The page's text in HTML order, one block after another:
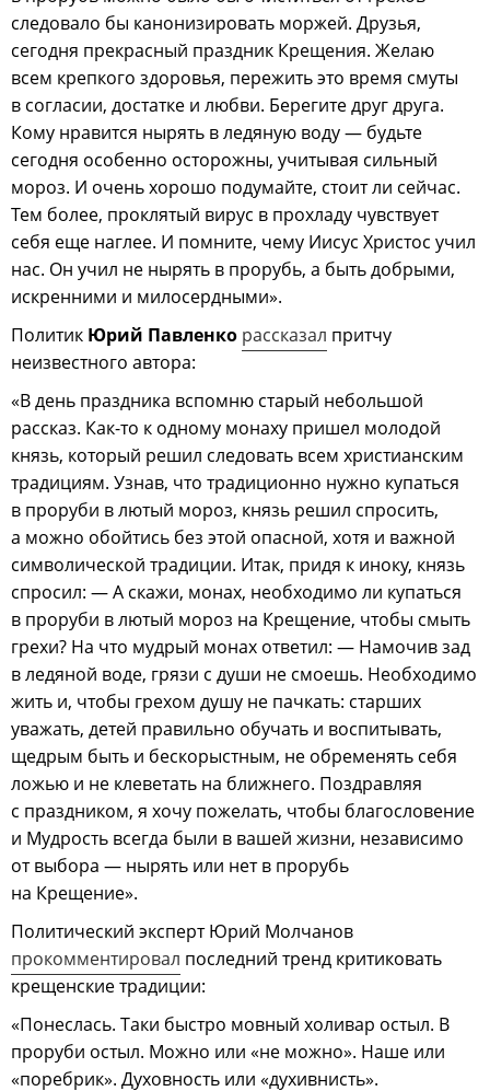
следовало бы канонизировать моржей. Друзья,
сегодня прекрасный праздник Крещения. Желаю
всем крепкого здоровья, пережить это время смуты
в согласии, достатке и любви. Берегите друг друга.
Кому нравится нырять в ледяную воду — будьте
сегодня особенно осторожны, учитывая сильный
мороз. И очень хорошо подумайте, стоит ли сейчас.
Тем более, проклятый вирус в прохладу чувствует
себя еще наглее. И помните, чему Иисус Христос учил
нас. Он учил не нырять в прорубь, а быть добрыми,
искренними и милосердными».
Политик Юрий Павленко рассказал притчу
неизвестного автора:
«В день праздника вспомню старый небольшой
рассказ. Как-то к одному монаху пришел молодой
князь, который решил следовать всем христианским
традициям. Узнав, что традиционно нужно купаться
в проруби в лютый мороз, князь решил спросить,
а можно обойтись без этой опасной, хотя и важной
символической традиции. Итак, придя к иноку, князь
спросил: — А скажи, монах, необходимо ли купаться
в проруби в лютый мороз на Крещение, чтобы смыть
грехи? На что мудрый монах ответил: — Намочив зад
в ледяной воде, грязи с души не смоешь. Необходимо
жить и, чтобы грехом душу не пачкать: старших
уважать, детей правильно обучать и воспитывать,
щедрым быть и бескорыстным, не обременять себя
ложью и не клеветать на ближнего. Поздравляя
с праздником, я хочу пожелать, чтобы благословение
и Мудрость всегда были в вашей жизни, независимо
от выбора — нырять или нет в прорубь
на Крещение».
Политический эксперт Юрий Молчанов
прокомментировал последний тренд критиковать
крещенские традиции:
«Понеслась. Таки быстро мовный холивар остыл. В
проруби остыл. Можно или «не можно». Наше или
«поребрик». Духовность или «духивнисть».